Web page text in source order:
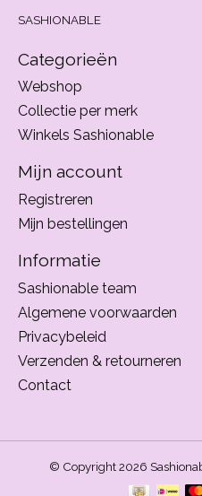
SASHIONABLE
Categorieën
Webshop
Collectie per merk
Winkels Sashionable
Mijn account
Registreren
Mijn bestellingen
Informatie
Sashionable team
Algemene voorwaarden
Privacybeleid
Verzenden & retourneren
Contact
© Copyright 2026